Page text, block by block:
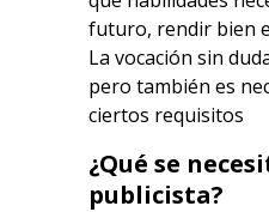
futuro, rendir bien
La vocación sin
pero también es
ciertos requisitos
¿Qué se
publicista?